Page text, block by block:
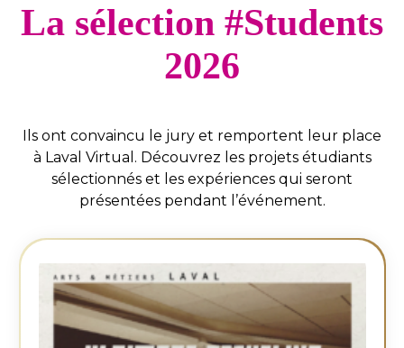
La sélection #Students
2026
Ils ont convaincu le jury et remportent leur place
à Laval Virtual. Découvrez les projets étudiants
sélectionnés et les expériences qui seront
présentées pendant l’événement.